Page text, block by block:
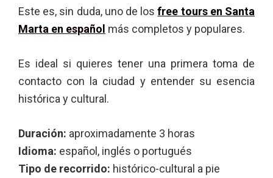
Este es, sin duda, uno de losfree tours en Santa
Marta en español más completos y populares.
Es ideal si quieres tener una primera toma de
contacto con la ciudad y entender su esencia
histórica y cultural.
Duración: aproximadamente 3 horas
Idioma: español, inglés o portugués
Tipo de recorrido: histórico-cultural a pie